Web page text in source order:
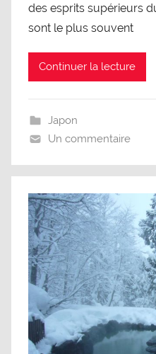
des esprits supérieurs
sont le plus souvent
Continuer la lecture
Japon
Un commentaire